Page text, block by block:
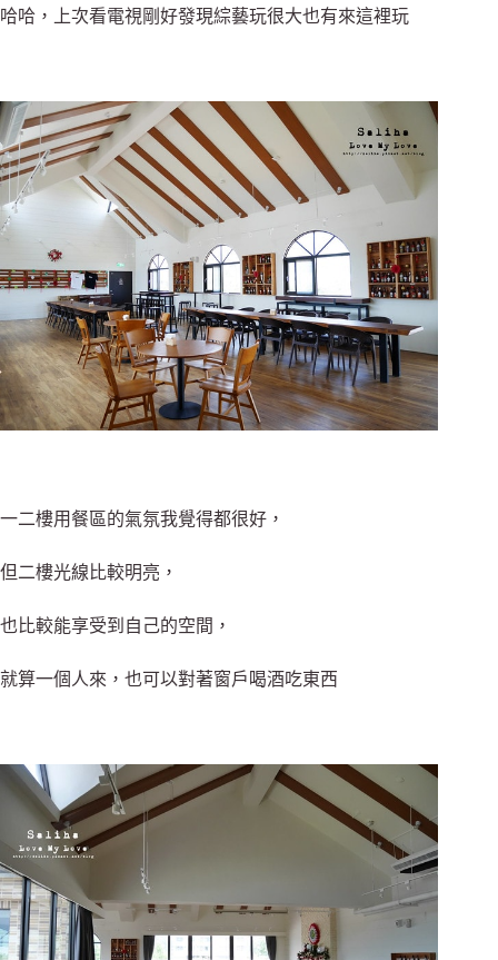
哈哈，上次看電視剛好發現綜藝玩很大也有來這裡玩
一二樓用餐區的氣氛我覺得都很好，
但二樓光線比較明亮，
也比較能享受到自己的空間，
就算一個人來，也可以對著窗戶喝酒吃東西